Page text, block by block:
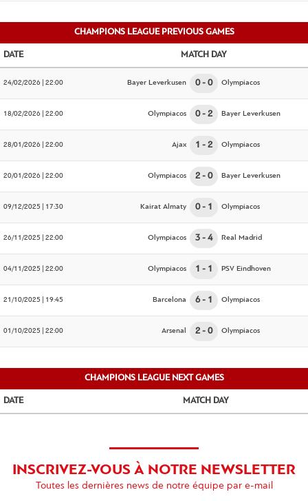
CHAMPIONS LEAGUE PREVIOUS GAMES
DATE MATCH DAY
24/02/2026 | 22:00 0 0
Bayer Leverkusen Olympiacos
18/02/2026 | 22:00 0 2
Olympiacos Bayer Leverkusen
28/01/2026 | 22:00 1 2
Ajax Olympiacos
20/01/2026 | 22:00 2 0
Olympiacos Bayer Leverkusen
09/12/2025 | 17:30 0 1
Kairat Almaty Olympiacos
26/11/2025 | 22:00 3 4
Olympiacos Real Madrid
04/11/2025 | 22:00 1 1
Olympiacos PSV Eindhoven
21/10/2025 | 19:45 6 1
Barcelona Olympiacos
01/10/2025 | 22:00 2 0
Arsenal Olympiacos
CHAMPIONS LEAGUE NEXT GAMES
DATE MATCH DAY
INSCRIVEZ-VOUS À NOTRE NEWSLETTER
Toutes les dernières news de notre équipe par e-mail